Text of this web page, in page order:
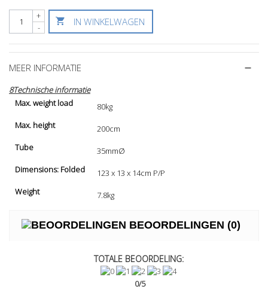
-
+ IN WINKELWAGEN
MEER INFORMATIE
8Technische informatie
Max. weight load
80kg
Max. height
200cm
Tube
35mmØ
Dimensions: Folded
123 x 13 x 14cm P/P
Weight
7.8kg
BEOORDELINGEN (0)
TOTALE BEOORDELING:
0/5